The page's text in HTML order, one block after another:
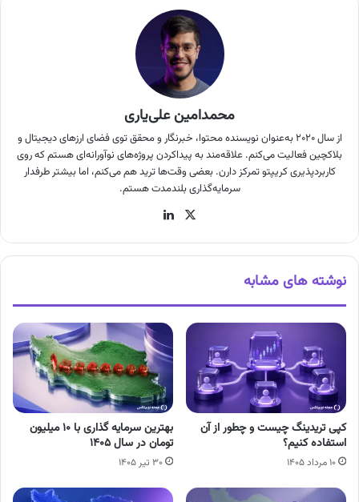
محمدامین علی‌یاری
از سال ۲۰۲۰ به‌عنوان نویسنده محتوا، خبرنگار و محقق توی فضای ارزهای دیجیتال و
بلاکچین فعالیت می‌کنم. علاقه‌مند به پیداکردن پروژه‌های نوآورانه‌ای هستم که روی
کاربردپذیری کریپتو تمرکز دارن. بعضی وقت‌ها ترید هم می‌کنم، اما بیشتر طرفدار
سرمایه‌گذاری بلندمدت هستم.
X
نوشته های مشابه
کپی تریدینگ چیست و چطور از آن
استفاده کنیم؟
۱۰ مرداد ۱۴۰۵
بهترین سرمایه گذاری با ۱۰ میلیون
تومان در سال ۱۴۰۵
۳۰ تیر ۱۴۰۵